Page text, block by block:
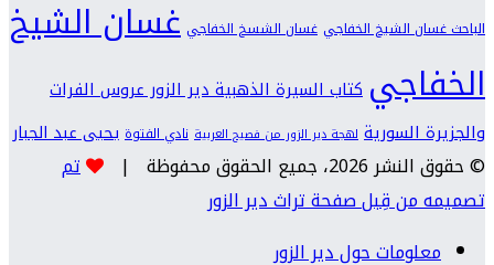
الباحث غسان الشيخ الخفاجي غسان الشسخ الخفاجي غسان الشيخ
الخفاجي كتاب السيرة الذهبية دير الزور عروس الفرات
والجزيرة السورية لهجة دير الزور من فصيح العربية نادي الفتوة يحيى عبد الجبار
© حقوق النشر 2026، جميع الحقوق محفوظة |
تم
تصميمه من قِبل صفحة تراث دير الزور
معلومات حول دير الزور